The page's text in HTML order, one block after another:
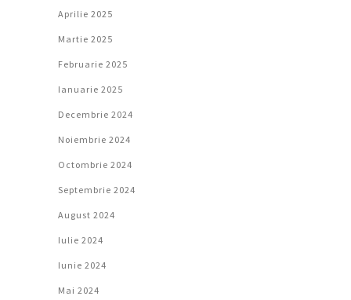
Aprilie 2025
Martie 2025
Februarie 2025
Ianuarie 2025
Decembrie 2024
Noiembrie 2024
Octombrie 2024
Septembrie 2024
August 2024
Iulie 2024
Iunie 2024
Mai 2024